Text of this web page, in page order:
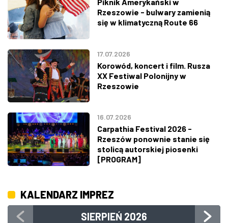
Rzeszowie - bulwary zamienią
się w klimatyczną Route 66
17.07.2026
Korowód, koncert i film. Rusza
XX Festiwal Polonijny w
Rzeszowie
16.07.2026
Carpathia Festival 2026 -
Rzeszów ponownie stanie się
stolicą autorskiej piosenki
[PROGRAM]
KALENDARZ IMPREZ
SIERPIEŃ 2026